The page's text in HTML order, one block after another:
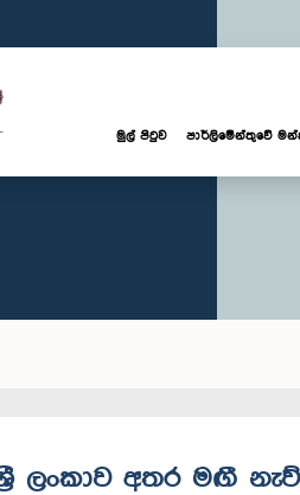
මුල් පිටුව පාර්ලි‌මේන්තුවේ
ශ්‍රී ලංකාව අතර මඟී